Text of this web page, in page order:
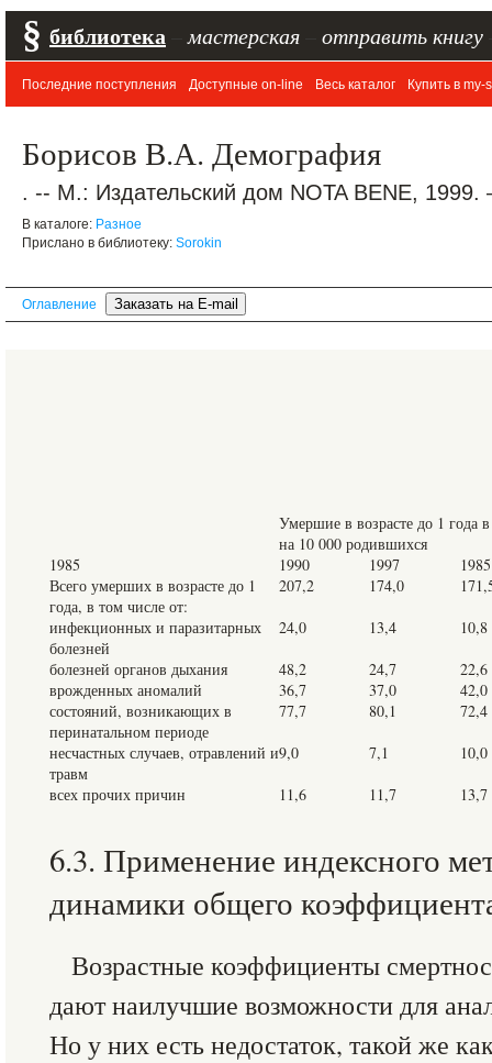
§ библиотека мастерская отправить книгу
Последние поступления Доступные on-line Весь каталог Купить в my-
Борисов В.А. Демография
. -- М.: Издательский дом NOTA BENE, 1999.
В каталоге: Разное
Прислано в библиотеку: Sorokin
Оглавление
Умершие в возрасте до 1 года в
на 10 000 родившихся
1985
1990 1997
1985
Всего умерших в возрасте до 1
года, в том числе от:
207,2 174,0
инфекционных и паразитарных
болезней
24,0 13,4
10,8
болезней органов дыхания
48,2 24,7
22,6
врожденных аномалий
36,7 37,0
42,0
состояний, возникающих в
перинатальном периоде
77,7 80,1
72,4
несчастных случаев, отравлений и
травм
9,0 7,1
10,0
всех прочих причин
11,6 11,7 13,7
6.3. Применение индексного
динамики общего
Возрастные коэффициенты
дают наилучшие возможности для
Но у них есть недостаток, такой же